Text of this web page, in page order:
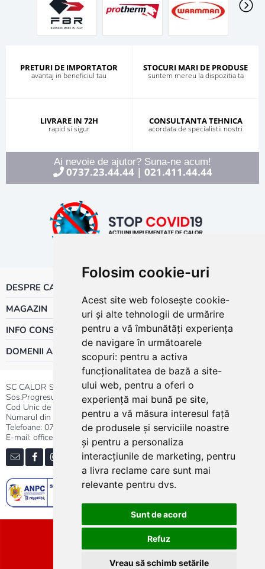
Folosim cookie-uri
Acest site web folosește cookie-
uri și alte tehnologii de urmărire
pentru a vă îmbunătăți experiența
de navigare în următoarele
scopuri: pentru a activa
funcționalitatea de bază a site-
ului web, pentru a oferi o
experiență mai bună pe site,
pentru a vă măsura interesul față
de produsele și serviciile noastre
și pentru a personaliza
interacțiunile de marketing, pentru
a livra reclame care sunt mai
relevante pentru dvs.
Sunt de acord
Refuz
Vreau să schimb setările
PRETURI DE IMPORTATOR
avantaj in beneficiul tau
STOCURI MARI DE PRODUSE
suntem mereu la dispozitia ta
LIVRARE IN 72H
rapid si sigur
CONSULTANTA TEHNICA
acordata de specialistii nostri
Ai nevoie de ajutor? Suna-ne acum!
0737.23.44.44| 021.411.44.44
DESPRE CALOR
MAGAZIN
INFO CONSUMATOR
DOMENII ACTIVITATE
SC CALOR SRL
Sos.Progresului nr.30-40, Sector 5, Bucuresti
Cod Unic de Inregistrare: RO 3004724
Numarul din Registrul Comertului:J40/13176/1991
Telefoane: 0737.23.44.44|021.411.44.44
E-mail: office@calor.ro